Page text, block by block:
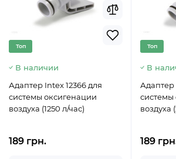
Топ
В наличии
Адаптер Intex 12366 для
системы оксигенации
воздуха (1250 л/час)
189 грн.
Топ
В
Адаптер
системы
воздуха
189